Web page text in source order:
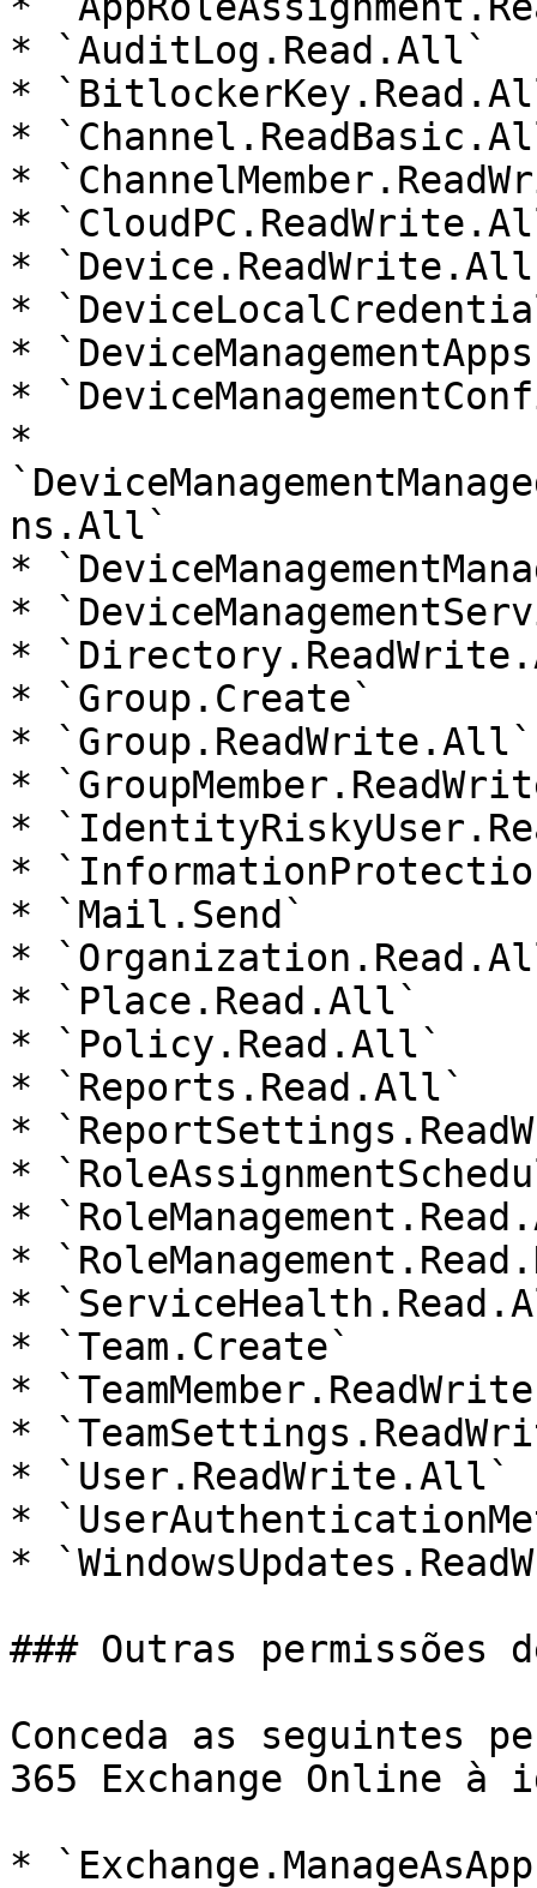
* `AuditLog.Read.All`
*
*
*
*
*
*
*
*
*
ns.All`
*
*
*
* `Group.Create`
* `Group.ReadWrite.All`
*
*
*
* `Mail.Send`
*
* `Place.Read.All`
* `Policy.Read.All`
* `Reports.Read.All`
*
*
*
*
*
* `Team.Create`
*
*
* `User.ReadWrite.All`
*
*
### Outras permissões
Conceda as seguintes
365 Exchange Online à
*